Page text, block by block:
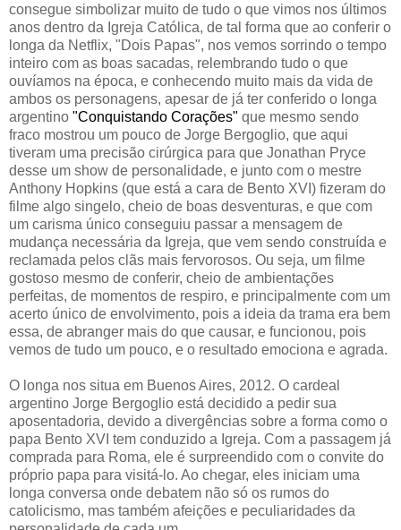
consegue simbolizar muito de tudo o que vimos nos últimos
anos dentro da Igreja Católica, de tal forma que ao conferir o
longa da Netflix, "Dois Papas", nos vemos sorrindo o tempo
inteiro com as boas sacadas, relembrando tudo o que
ouvíamos na época, e conhecendo muito mais da vida de
ambos os personagens, apesar de já ter conferido o longa
argentino "Conquistando Corações" que mesmo sendo
fraco mostrou um pouco de Jorge Bergoglio, que aqui
tiveram uma precisão cirúrgica para que Jonathan Pryce
desse um show de personalidade, e junto com o mestre
Anthony Hopkins (que está a cara de Bento XVI) fizeram do
filme algo singelo, cheio de boas desventuras, e que com
um carisma único conseguiu passar a mensagem de
mudança necessária da Igreja, que vem sendo construída e
reclamada pelos clãs mais fervorosos. Ou seja, um filme
gostoso mesmo de conferir, cheio de ambientações
perfeitas, de momentos de respiro, e principalmente com um
acerto único de envolvimento, pois a ideia da trama era bem
essa, de abranger mais do que causar, e funcionou, pois
vemos de tudo um pouco, e o resultado emociona e agrada.
O longa nos situa em Buenos Aires, 2012. O cardeal
argentino Jorge Bergoglio está decidido a pedir sua
aposentadoria, devido a divergências sobre a forma como o
papa Bento XVI tem conduzido a Igreja. Com a passagem já
comprada para Roma, ele é surpreendido com o convite do
próprio papa para visitá-lo. Ao chegar, eles iniciam uma
longa conversa onde debatem não só os rumos do
catolicismo, mas também afeições e peculiaridades da